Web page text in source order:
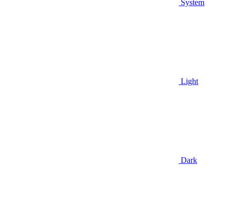
System
Light
Dark